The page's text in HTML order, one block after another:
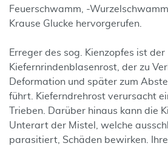
Feuerschwamm, -
Krause Glucke hervorgerufen.
Erreger des sog. Kienzopfes ist der
Kiefernrindenblasenrost, der zu
Deformation und später zum
führt. Kieferndrehrost verursacht
Trieben. Darüber hinaus kann die
Unterart der Mistel, welche
parasitiert, Schäden bewirken.